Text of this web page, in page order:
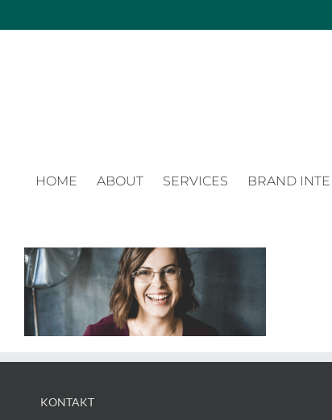
Inhalt
HOME ABOUT SERVICES BRAND
KONTAKT